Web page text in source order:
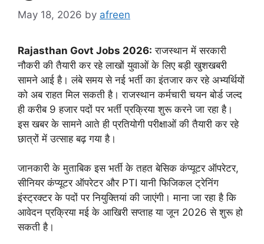
May 18, 2026 by afreen
Rajasthan Govt Jobs 2026: राजस्थान में सरकारी
नौकरी की तैयारी कर रहे लाखों युवाओं के लिए बड़ी खुशखबरी
सामने आई है। लंबे समय से नई भर्ती का इंतजार कर रहे अभ्यर्थियों
को अब राहत मिल सकती है। राजस्थान कर्मचारी चयन बोर्ड जल्द
ही करीब 9 हजार पदों पर भर्ती प्रक्रिया शुरू करने जा रहा है।
इस खबर के सामने आते ही प्रतियोगी परीक्षाओं की तैयारी कर रहे
छात्रों में उत्साह बढ़ गया है।
जानकारी के मुताबिक इस भर्ती के तहत बेसिक कंप्यूटर ऑपरेटर,
सीनियर कंप्यूटर ऑपरेटर और PTI यानी फिजिकल ट्रेनिंग
इंस्ट्रक्टर के पदों पर नियुक्तियां की जाएंगी। माना जा रहा है कि
आवेदन प्रक्रिया मई के आखिरी सप्ताह या जून 2026 से शुरू हो
सकती है।